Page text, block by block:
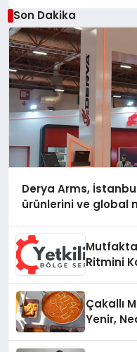
Son Dakika
Derya Arms,
ürünlerini ve global
Ritmini
Çakallı
Yenir,